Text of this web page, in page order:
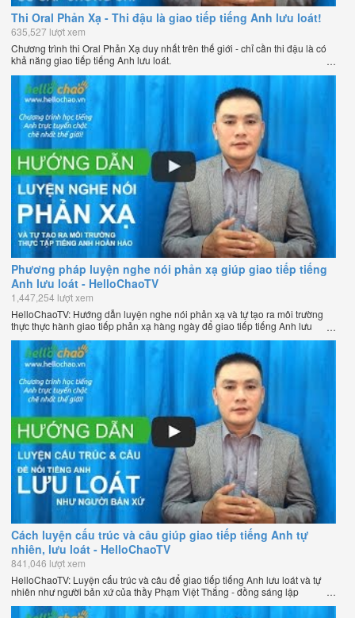
Thi Oral Phản Xạ - Thi đậu là giao tiếp tiếng Anh lưu loát!
635,527 lượt xem
Chương trình thi Oral Phản Xạ duy nhất trên thế giới - chỉ cần thi đậu là có
khả năng giao tiếp tiếng Anh lưu loát.
Phương pháp luyện nghe nói phản xạ giúp giao tiếp tiếng
Anh lưu loát - HelloChaoTV
1,447,254 lượt xem
HelloChaoTV: Hướng dẫn luyện nghe nói phản xạ và tự tạo ra môi trường
thực thực hành giao tiếp phản xạ hàng ngày để giao tiếp tiếng Anh lưu
loát như người bản xứ của thầy Phạm Việt Thắng - đồng sáng lập
HelloChao.vn - Chương trình dạy tiếng Anh trực tuyến chặt chẽ nhất thế
giới.
Cách luyện cấu trúc và câu giúp giao tiếp tiếng Anh tự
nhiên, lưu loát - HelloChaoTV
841,046 lượt xem
HelloChaoTV: Luyện cấu trúc và câu để giao tiếp tiếng Anh lưu loát và tự
nhiên như người bản xứ của thầy Phạm Việt Thắng - đồng sáng lập
HelloChao.vn - Trang web học tiếng Anh trực tuyến chặt chẽ nhất thế giới.